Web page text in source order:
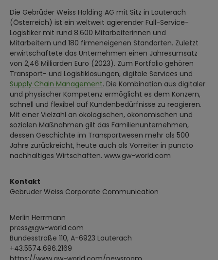
Die Gebrüder Weiss Holding AG mit Sitz in Lauterach
(Österreich) ist ein weltweit agierender Full-Service-
Logistiker mit rund 8.600 Mitarbeiterinnen und
Mitarbeitern und 180 firmeneigenen Standorten. Zuletzt
erwirtschaftete das Unternehmen einen Jahresumsatz
von 2,46 Milliarden Euro (2023). Zum Portfolio gehören
Transport- und Logistiklösungen, digitale Services und
Supply Chain Management. Die Kombination aus digitaler
und physischer Kompetenz ermöglicht es dem Konzern,
schnell und flexibel auf Kundenbedürfnisse zu reagieren.
Mit einer Vielzahl an ökologischen, ökonomischen und
sozialen Maßnahmen gilt das Familienunternehmen,
dessen Geschichte im Transportwesen mehr als 500
Jahre zurückreicht, heute auch als Vorreiter in puncto
nachhaltiges Wirtschaften. www.gw-world.com
Kontakt
Gebrüder Weiss Corporate Communication
Merlin Herrmann
press@gw-world.com
Bundesstraße 110, A-6923 Lauterach
+43.5574.696.2169